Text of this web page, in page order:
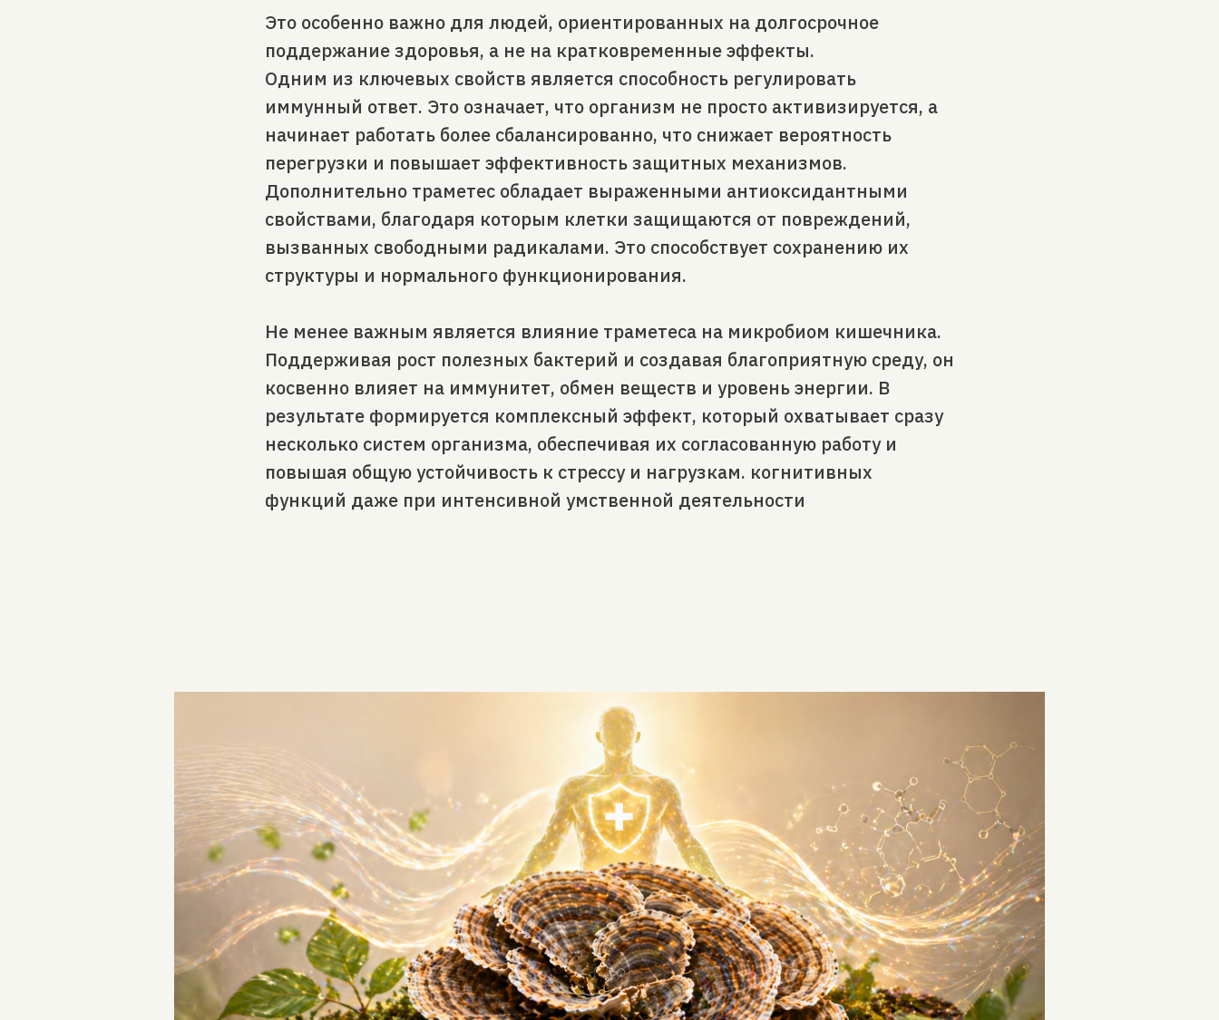
Это особенно важно для людей, ориентированных на долгосрочное
поддержание здоровья, а не на кратковременные эффекты.
Одним из ключевых свойств является способность регулировать
иммунный ответ. Это означает, что организм не просто активизируется, а
начинает работать более сбалансированно, что снижает вероятность
перегрузки и повышает эффективность защитных механизмов.
Дополнительно траметес обладает выраженными антиоксидантными
свойствами, благодаря которым клетки защищаются от повреждений,
вызванных свободными радикалами. Это способствует сохранению их
структуры и нормального функционирования.
Не менее важным является влияние траметеса на микробиом кишечника.
Поддерживая рост полезных бактерий и создавая благоприятную среду, он
косвенно влияет на иммунитет, обмен веществ и уровень энергии. В
результате формируется комплексный эффект, который охватывает сразу
несколько систем организма, обеспечивая их согласованную работу и
повышая общую устойчивость к стрессу и нагрузкам. когнитивных
функций даже при интенсивной умственной деятельности